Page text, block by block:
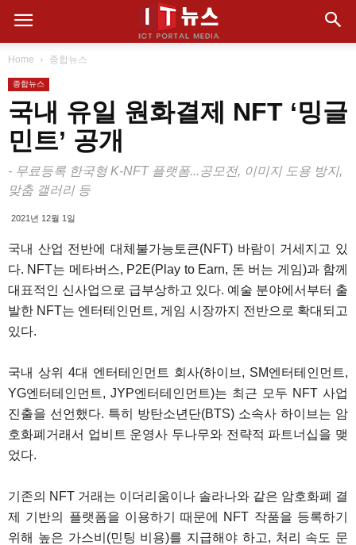
Home 종합뉴스
종합뉴스
국내 유일 원화결제 NFT ‘밍글
민트’ 공개
- 무료등록 한국형 K-NFT 플랫폼...공모전, 이미지 도용 방지,
맞춤 갤러리 등
2021년 12월 1일
국내 산업 전반에 대체불가능토큰(NFT) 바람이 거세지고 있
다. NFT는 메타버스, P2E(Play to Earn, 돈 버는 게임)과 함께
대표적인 신사업으로 급부상하고 있다. 예술 분야에서부터 출
발한 NFT는 엔터테인먼트, 게임 시장까지 전반으로 확대되고
있다.
국내 상위 4대 엔터테인먼트 회사(하이브, SM엔터테인먼트,
YG엔터테인먼트, JYP엔터테인먼트)는 최근 모두 NFT 사업
진출을 선언했다. 특히 방탄소년단(BTS) 소속사 하이브는 암
호화폐거래서 업비트 운영사 두나무와 전략적 파트너십을 맺
었다.
기존의 NFT 거래는 이더리움이나 솔라나와 같은 암호화폐 결
제 기반의 플랫폼을 이용하기 때문에 NFT 작품을 등록하기
위해 높은 가스비(민팅 비용)를 지급해야 하고, 처리 속도 문